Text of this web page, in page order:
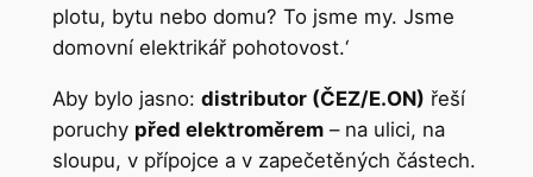
plotu, bytu nebo domu? To jsme my. Jsme
domovní elektrikář pohotovost.‘
Aby bylo jasno: distributor (ČEZ/E.ON) řeší
poruchy před elektroměrem– na ulici, na
sloupu, v přípojce a v zapečetěných částech.